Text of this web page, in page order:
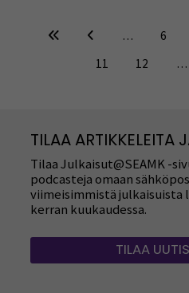
… 6
11
12 …
TILAA ARTIKKELEITA
Tilaa Julkaisut@SEAMK -
podcasteja omaan
viimeisimmistä
kerran kuukaudessa.
TILAA